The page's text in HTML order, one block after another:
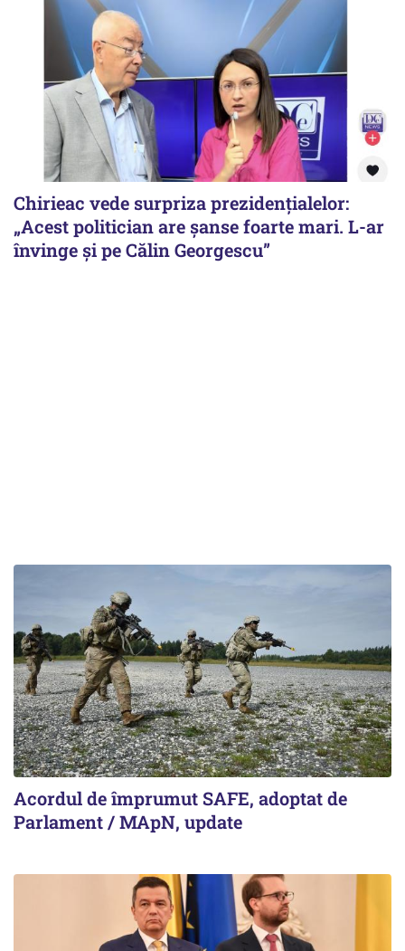
Chirieac vede surpriza prezidențialelor:
„Acest politician are șanse foarte mari. L-ar
învinge și pe Călin Georgescu”
Acordul de împrumut SAFE, adoptat de
Parlament / MApN, update